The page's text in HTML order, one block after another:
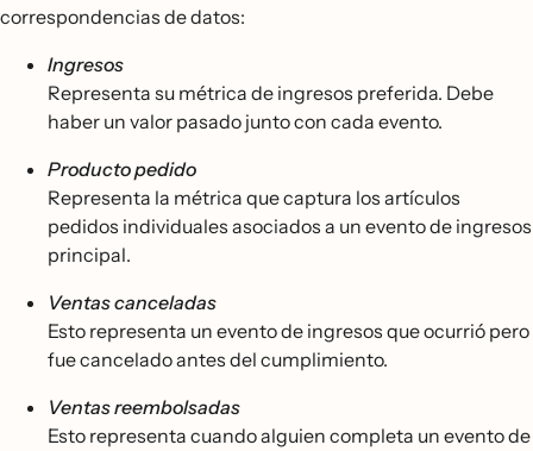
correspondencias de datos:
Ingresos
Representa su métrica de ingresos preferida. Debe
haber un valor pasado junto con cada evento.
Producto pedido
Representa la métrica que captura los artículos
pedidos individuales asociados a un evento de ingresos
principal.
Ventas canceladas
Esto representa un evento de ingresos que ocurrió pero
fue cancelado antes del cumplimiento.
Ventas reembolsadas
Esto representa cuando alguien completa un evento de